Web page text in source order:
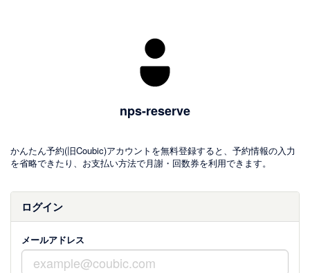
nps-reserve
かんたん予約(旧Coubic)アカウントを無料登録すると、予約情報の入力
を省略できたり、お支払い方法で月謝・回数券を利用できます。
ログイン
メールアドレス